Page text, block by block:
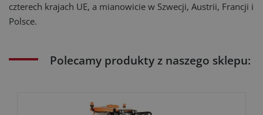
czterech krajach UE, a mianowicie w Szwecji, Austrii, Francji i
Polsce.
Polecamy produkty z naszego sklepu: